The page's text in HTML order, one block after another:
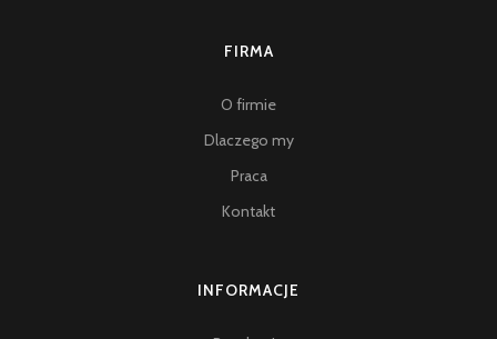
FIRMA
O firmie
Dlaczego my
Praca
Kontakt
INFORMACJE